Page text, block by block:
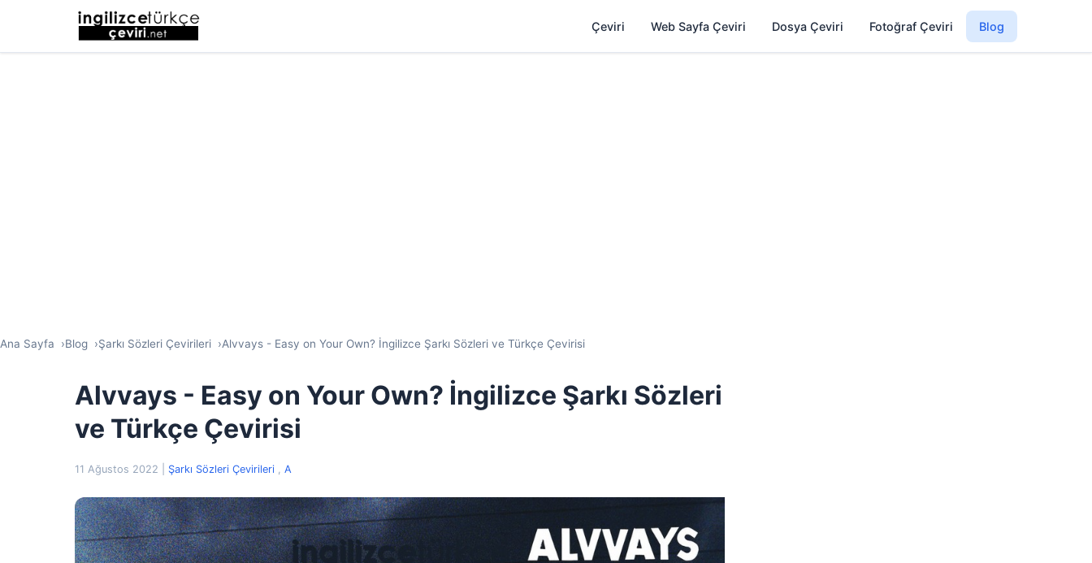
Çeviri Web Sayfa Çeviri Dosya Çeviri Fotoğraf Çeviri Blog
Ana Sayfa Blog Şarkı Sözleri Çevirileri Alvvays - Easy on Your Own? İngilizce Şarkı Sözleri ve Türkçe Çevirisi
Alvvays - Easy on Your Own? İngilizce Şarkı Sözleri
ve Türkçe Çevirisi
11 Ağustos 2022 Şarkı Sözleri Çevirileri , A